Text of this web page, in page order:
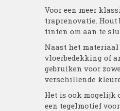
Voor een meer
traprenovatie.
tinten om aan te
Naast het materiaal
vloerbedekking of
gebruiken voor
verschillende
Het is ook mogelijk
een tegelmotief